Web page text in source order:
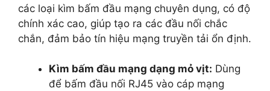
các loại kìm bấm đầu mạng chuyên dụng, có độ
chính xác cao, giúp tạo ra các đầu nối chắc
chắn, đảm bảo tín hiệu mạng truyền tải ổn định.
Kìm bấm đầu mạng dạng mỏ vịt: Dùng
để bấm đầu nối RJ45 vào cáp mạng